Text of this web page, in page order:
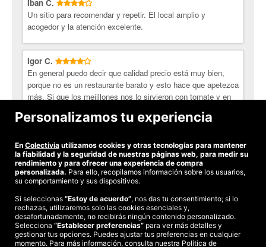
Iban C.
Un sitio para recomendar y repetir. El local amplio y
acogedor y la atención excelente.
Igor C.
En general puedo decir que calidad precio está muy bien,
porque no es un restaurante barato y esto hace que apetezca
más. Si que los mejillones nos lo sirvieron con tomate y en
anteriormente sin la oferta y estaba mucho mejor otras
peros.
©2026 Colectivia
Términos y condiciones|Política de privacidad|Política de cookies
Estudio turismo de verano 2020
Personalizamos tu experiencia
En Colectivia utilizamos cookies y otras tecnologías para mantener
la fiabilidad y la seguridad de nuestras páginas web, para medir su
rendimiento y para ofrecer una experiencia de compra
personalizada. Para ello, recopilamos información sobre los usuarios,
su comportamiento y sus dispositivos.
Si seleccionas “Estoy de acuerdo”, nos das tu consentimiento; si lo
rechazas, utilizaremos solo las cookies esenciales y,
desafortunadamente, no recibirás ningún contenido personalizado.
Selecciona “Establecer preferencias” para ver más detalles y
gestionar tus opciones. Puedes ajustar tus preferencias en cualquier
momento. Para más información, consulta nuestra Política de